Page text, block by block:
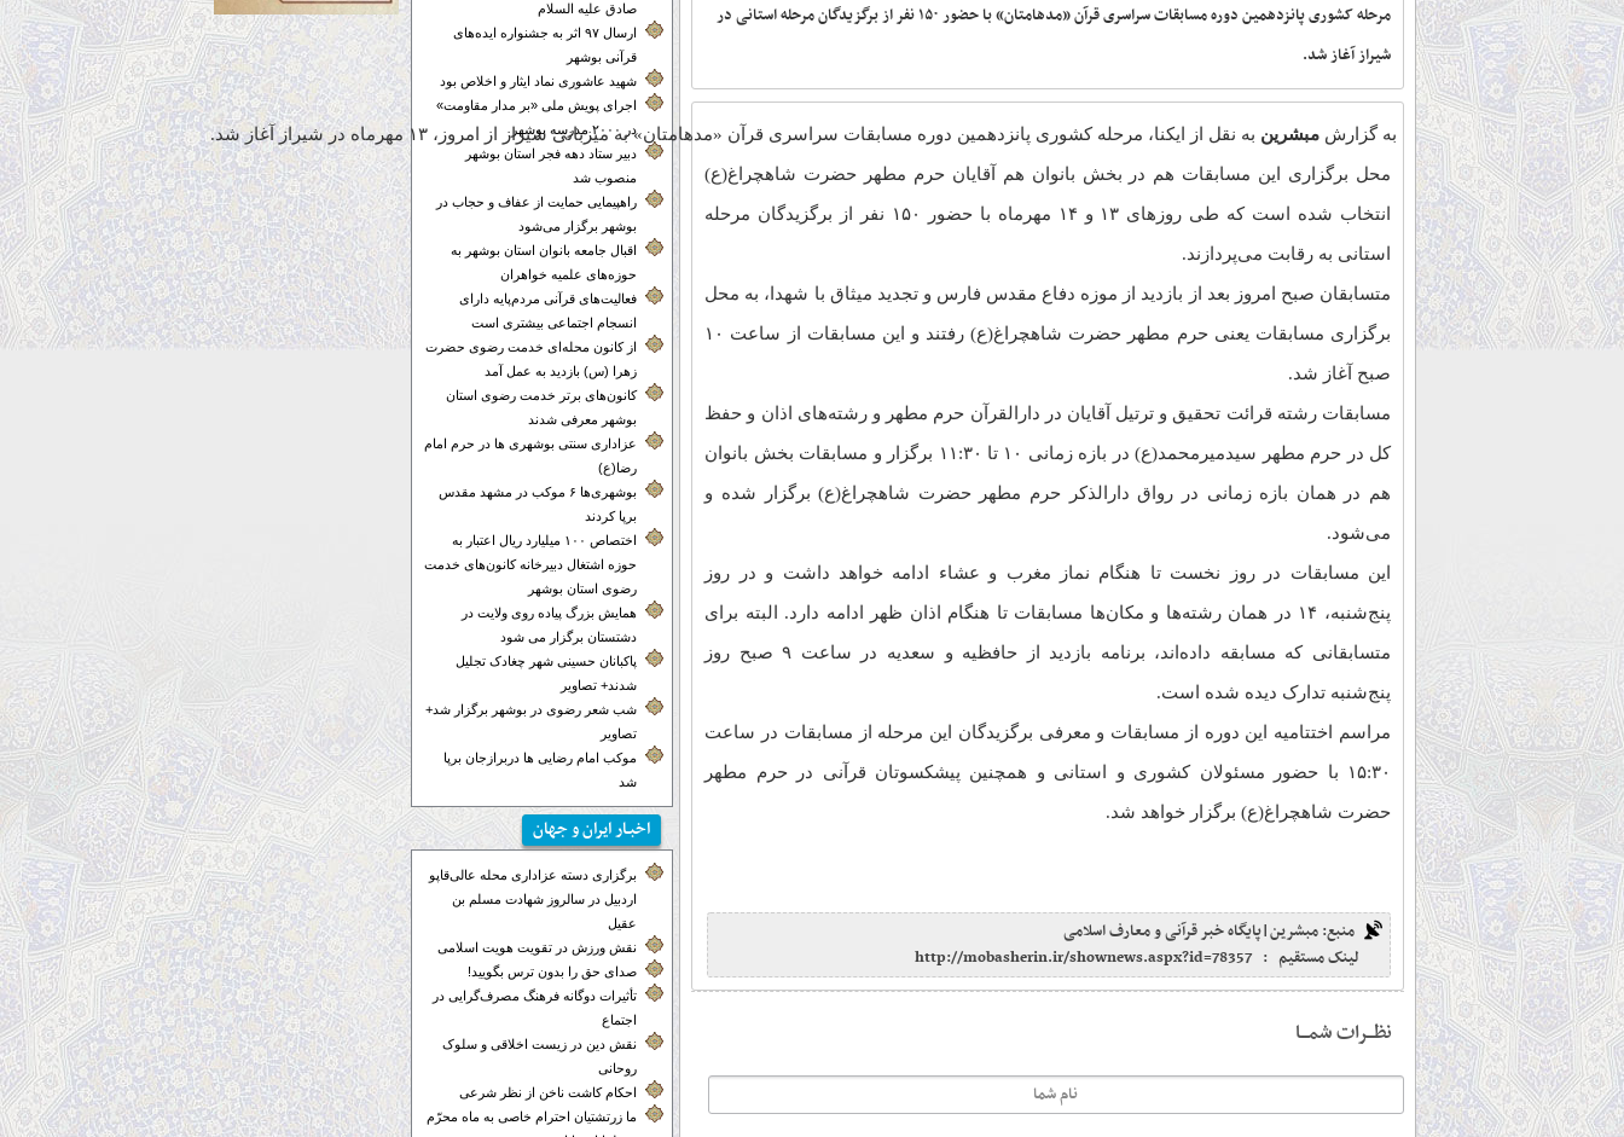
مرحله کشوری پانزدهمین دوره مسابقات سراسری قرآن «مدهامتان» با حضور ۱۵۰ نفر از برگزیدگان مرحله استانی در
شیراز آغاز شد.
به گزارش مبشرین به نقل از ایکنا، مرحله کشوری پانزدهمین دوره مسابقات سراسری قرآن «مدهامتان» به میزبانی شیراز از امروز، ۱۳ مهرماه در شیراز آغاز شد.
محل برگزاری این مسابقات هم در بخش بانوان هم آقایان حرم مطهر حضرت شاهچراغ(ع)
انتخاب شده است که طی روزهای ۱۳ و ۱۴ مهرماه با حضور ۱۵۰ نفر از برگزیدگان مرحله
استانی به رقابت می‌پردازند.
متسابقان صبح امروز بعد از بازدید از موزه دفاع مقدس فارس و تجدید میثاق با شهدا، به محل
برگزاری مسابقات یعنی حرم مطهر حضرت شاهچراغ(ع) رفتند و این مسابقات از ساعت ۱۰
صبح آغاز شد.
مسابقات رشته قرائت تحقیق و ترتیل آقایان در دارالقرآن حرم مطهر و رشته‌های اذان و حفظ
کل در حرم مطهر سیدمیرمحمد(ع) در بازه زمانی ۱۰ تا ۱۱:۳۰ برگزار و مسابقات بخش بانوان
هم در همان بازه زمانی در رواق دارالذکر حرم مطهر حضرت شاهچراغ(ع) برگزار شده و
می‌شود.
این مسابقات در روز نخست تا هنگام نماز مغرب و عشاء ادامه خواهد داشت و در روز
پنج‌شنبه، ۱۴ در همان رشته‌ها و مکان‌ها مسابقات تا هنگام اذان ظهر ادامه دارد. البته برای
متسابقانی که مسابقه داده‌اند، برنامه بازدید از حافظیه و سعدیه در ساعت ۹ صبح روز
پنج‌شنبه تدارک دیده شده است.
مراسم اختتامیه این دوره از مسابقات و معرفی برگزیدگان این مرحله از مسابقات در ساعت
۱۵:۳۰ با حضور مسئولان کشوری و استانی و همچنین پیشکسوتان قرآنی در حرم مطهر
حضرت شاهچراغ(ع) برگزار خواهد شد.
منبع: مبشرین|پایگاه خبر قرآنی و معارف اسلامی
لینک مستقیم :http://mobasherin.ir/shownews.aspx?id=78357
نظـــرات شمـــا
صادق علیه السلام
ارسال ۹۷ اثر به جشنواره ایده‌های
قرآنی بوشهر
شهید عاشوری نماد ایثار و اخلاص بود
اجرای پویش ملی «بر مدار مقاومت»
در ۲۰۰۰ مدرسه بوشهر
دبیر ستاد دهه فجر استان بوشهر
منصوب شد
راهپیمایی حمایت از عفاف و حجاب در
بوشهر برگزار می‌شود
اقبال جامعه بانوان استان بوشهر به
حوزه‌های علمیه خواهران
فعالیت‌های قرآنی مردم‌پایه دارای
انسجام اجتماعی بیشتری است
از کانون محله‌ای خدمت رضوی حضرت
زهرا (س) بازدید به عمل آمد
کانون‌های برتر خدمت رضوی استان
بوشهر معرفی شدند
عزاداری سنتی بوشهری ها در حرم امام
رضا(ع)
بوشهری‌ها ۶ موکب در مشهد مقدس
برپا کردند
اختصاص ۱۰۰ میلیارد ریال اعتبار به
حوزه اشتغال دبیرخانه کانون‌های خدمت
رضوی استان بوشهر
همایش بزرگ پیاده روی ولایت در
دشتستان برگزار می شود
پاکبانان حسینی شهر چغادک تجلیل
شدند+ تصاویر
شب شعر رضوی در بوشهر برگزار شد+
تصاویر
موکب‌ امام رضایی ها دربرازجان برپا
شد
اخبـار ایران و جهان
برگزاری دسته عزاداری محله عالی‌قاپو
اردبیل در سالروز شهادت مسلم بن
عقیل
نقش ورزش در تقویت هویت اسلامی
صدای حق را بدون ترس بگویید!
تأثیرات دوگانه فرهنگ مصرف‌گرایی در
اجتماع
نقش دین در زیست اخلاقی و سلوک
روحانی
احکام کاشت ناخن از نظر شرعی
ما زرتشتیان احترام خاصی به ماه محرّم